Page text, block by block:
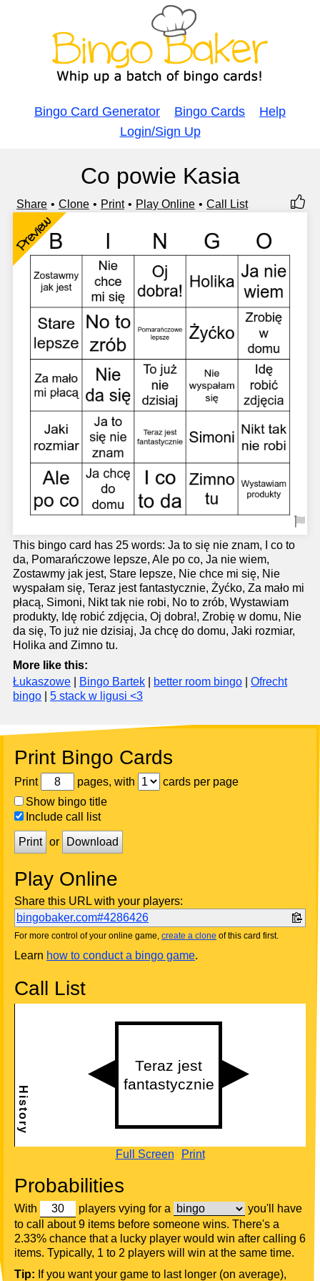
Bingo Card Generator Bingo Cards
Help
Login/Sign Up
Co powie Kasia
Share Clone Print Play Online Call List
Preview
This bingo card has 25 words: Ja to się nie znam, I co to
da, Pomarańczowe lepsze, Ale po co, Ja nie wiem,
Zostawmy jak jest, Stare lepsze, Nie chce mi się, Nie
wyspałam się, Teraz jest fantastycznie, Żyćko, Za mało mi
płacą, Simoni, Nikt tak nie robi, No to zrób, Wystawiam
produkty, Idę robić zdjęcia, Oj dobra!, Zrobię w domu, Nie
da się, To już nie dzisiaj, Ja chcę do domu, Jaki rozmiar,
Holika and Zimno tu.
More like this:
Łukaszowe
Bingo Bartek better room bingo
Ofrecht
bingo
5 stack w ligusi <3
Print Bingo Cards
Print pages, with
cards per page
Show bingo title
Include call list
Print or Download
Play Online
Share this URL with your players:
bingobaker.com#4286426
For more control of your online game, create a clone of this card first.
Learn how to conduct a bingo game.
Call List
Full Screen Print
Probabilities
With players vying for a
you'll have
to call about 9 items before someone wins. There's a
2.33% chance that a lucky player would win after calling 6
items. Typically, 1 to 2 players will win at the same time.
Tip: If you want your game to last longer (on average),